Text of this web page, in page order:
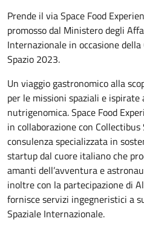
Prende il via Space Food
promosso dal Ministero degli
Internazionale in occasione
Spazio 2023.
Un viaggio gastronomico alla
per le missioni spaziali e
nutrigenomica. Space Food
in collaborazione con
consulenza specializzata in
startup dal cuore italiano che
amanti dell’avventura e
inoltre con la partecipazione di
fornisce servizi ingegneristici a
Spaziale Internazionale.